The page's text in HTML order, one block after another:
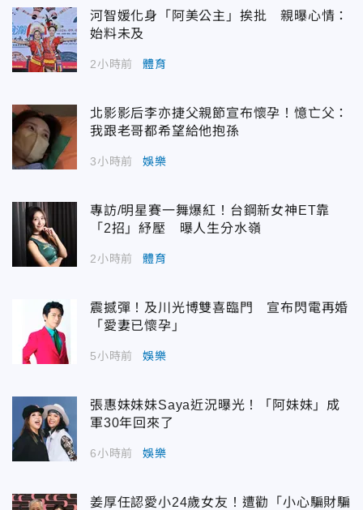
河智媛化身「阿美公主」挨批 親曝心情：
始料未及
2小時前 體育
北影影后李亦捷父親節宣布懷孕！憶亡父：
我跟老哥都希望給他抱孫
3小時前 娛樂
專訪/明星賽一舞爆紅！台鋼新女神ET靠
「2招」紓壓 曝人生分水嶺
2小時前 體育
震撼彈！及川光博雙喜臨門 宣布閃電再婚
「愛妻已懷孕」
5小時前 娛樂
張惠妹妹妹Saya近況曝光！「阿妹妹」成
軍30年回來了
6小時前 娛樂
姜厚任認愛小24歲女友！遭勸「小心騙財騙